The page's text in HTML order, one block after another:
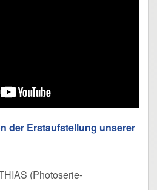
der Erstaufstellung unserer
(Photoserie-